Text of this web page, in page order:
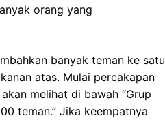
orang yang
banyak teman ke satu
atas. Mulai percakapan
melihat di bawah “Grup
teman.” Jika keempatnya